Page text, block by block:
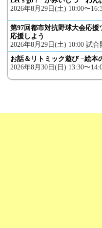
2026年8月29日(土) 10:00〜
第97回都市対抗野球大会応
応援しよう
2026年8月29日(土) 10:00 試合
お話＆リトミック遊び −絵本
2026年8月30日(日) 13:30〜